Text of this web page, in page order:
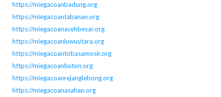
https://miegacoanbadung.org
https://miegacoantabanan.org
https://miegacoanacehbesar.org
https://miegacoanluwuutara.org
https://miegacoantobasamosir.org
https://miegacoanbuton.org
https://miegacoanrejanglebong.org
https://miegacoanasahan.org